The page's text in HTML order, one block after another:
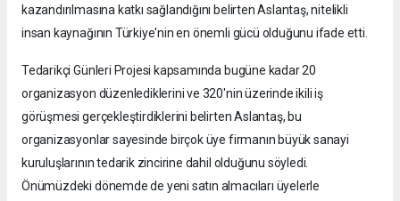
kazandırılmasına katkı sağlandığını belirten Aslantaş, nitelikli
insan kaynağının Türkiye'nin en önemli gücü olduğunu ifade etti.
Tedarikçi Günleri Projesi kapsamında bugüne kadar 20
organizasyon düzenlediklerini ve 320'nin üzerinde ikili iş
görüşmesi gerçekleştirdiklerini belirten Aslantaş, bu
organizasyonlar sayesinde birçok üye firmanın büyük sanayi
kuruluşlarının tedarik zincirine dahil olduğunu söyledi.
Önümüzdeki dönemde de yeni satın almacıları üyelerle